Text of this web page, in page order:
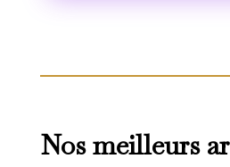
Nos meilleurs